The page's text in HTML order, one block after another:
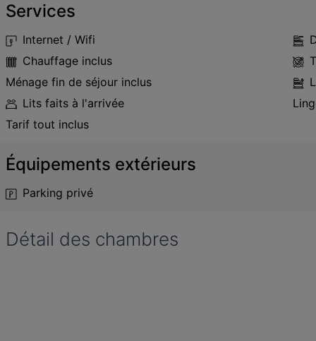
Services
Internet / Wifi
Chauffage inclus
Ménage fin de séjour inclus
Lits faits à l'arrivée
Tarif tout inclus
Équipements extérieurs
Parking privé
Détail des chambres